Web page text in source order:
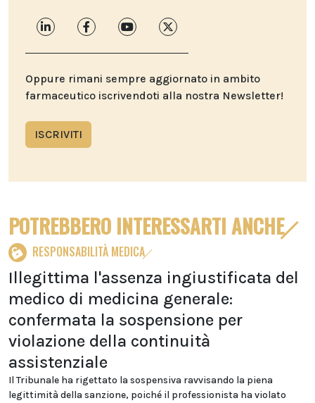
Oppure rimani sempre aggiornato in ambito
farmaceutico iscrivendoti alla nostra Newsletter!
ISCRIVITI
POTREBBERO INTERESSARTI ANCHE
RESPONSABILITÀ MEDICA
Illegittima l'assenza ingiustificata del
medico di medicina generale:
confermata la sospensione per
violazione della continuità
assistenziale
Il Tribunale ha rigettato la sospensiva ravvisando la piena
legittimità della sanzione, poiché il professionista ha violato